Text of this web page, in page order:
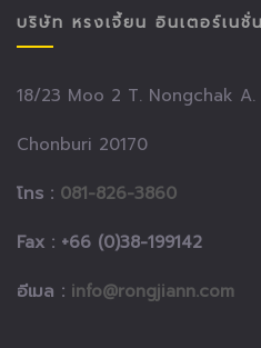
บริษัท หรงเจี้ยน อินเตอร์เนชั่
18/23 Moo 2 T. Nongchak
Chonburi 20170
โทร : 081-826-3860
Fax : +66 (0)38-199142
อีเมล : info@rongjiann.com